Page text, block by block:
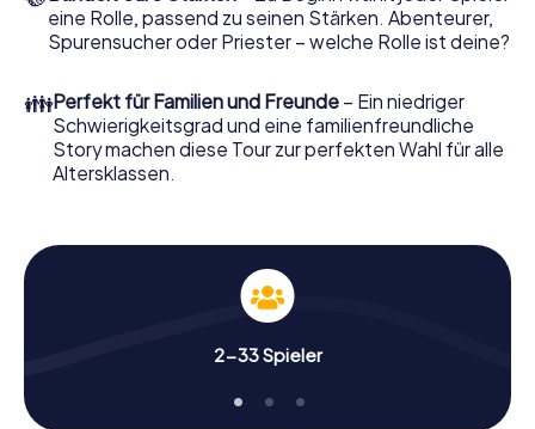
eine Rolle, passend zu seinen Stärken. Abenteurer,
Spurensucher oder Priester – welche Rolle ist deine?
👪Perfekt für Familien und Freunde – Ein niedriger
Schwierigkeitsgrad und eine familienfreundliche
Story machen diese Tour zur perfekten Wahl für alle
Altersklassen.
2-33 Spieler